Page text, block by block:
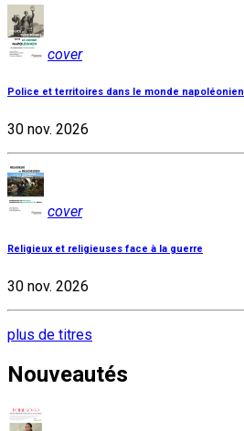
cover
Police et territoires dans le monde napoléonien
30 nov. 2026
cover
Religieux et religieuses face à la guerre
30 nov. 2026
plus de titres
Nouveautés